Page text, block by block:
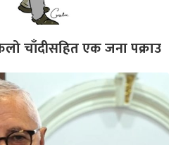
चाँदीसहित एक जना पक्राउ